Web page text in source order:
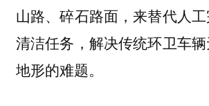
山路、碎石路面，来替代人
清洁任务，解决传统环卫车
地形的难题。